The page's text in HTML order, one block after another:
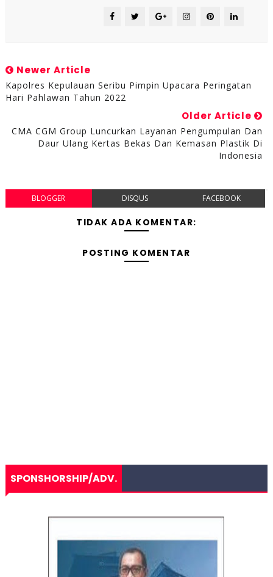
Newer Article
Kapolres Kepulauan Seribu Pimpin Upacara Peringatan
Hari Pahlawan Tahun 2022
Older Article
CMA CGM Group Luncurkan Layanan Pengumpulan Dan
Daur Ulang Kertas Bekas Dan Kemasan Plastik Di
Indonesia
BLOGGER DISQUS FACEBOOK
TIDAK ADA KOMENTAR:
POSTING KOMENTAR
SPONSHORSHIP/ADV.